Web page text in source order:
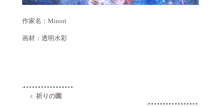
作家名：Minori
画材：透明水彩
祈りの園